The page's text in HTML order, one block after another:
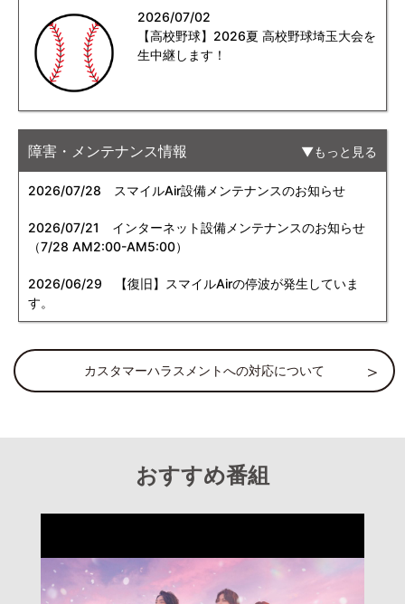
2026/07/02
【高校野球】2026夏 高校野球埼玉大会を
生中継します！
障害・メンテナンス情報 もっと見る
2026/07/28 スマイルAir設備メンテナンスのお知らせ
2026/07/21
インターネット設備メンテナンスのお知らせ
（7/28 AM2:00-AM5:00）
2026/06/29 【復旧】スマイルAirの停波が発生していま
す。
カスタマーハラスメントへの対応について
おすすめ番組